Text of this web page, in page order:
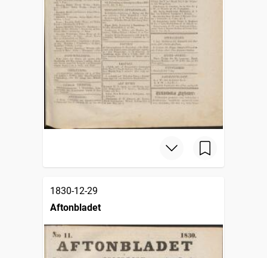
1830-12-29
Aftonbladet